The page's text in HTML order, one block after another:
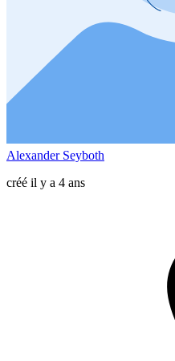
Alexander Seyboth
créé il y a 4 ans